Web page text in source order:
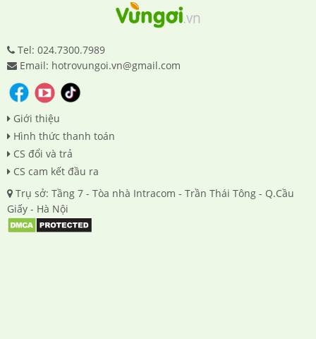
Tel: 024.7300.7989
Email: hotrovungoi.vn@gmail.com
Giới thiệu
Hình thức thanh toán
CS đổi và trả
CS cam kết đầu ra
Trụ sở: Tầng 7 - Tòa nhà Intracom - Trần Thái Tông - Q.Cầu
Giấy - Hà Nội